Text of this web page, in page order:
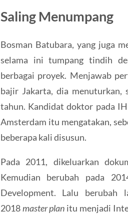
Saling Menumpang
Bosman Batubara, yang juga
selama ini tumpang tindih
berbagai proyek. Menjawab
bajir Jakarta, dia menuturkan,
tahun. Kandidat doktor pada
Amsterdam itu mengatakan,
beberapa kali disusun.
Pada 2011, dikeluarkan
Kemudian berubah pada
Development. Lalu berubah
2018master plan itu menjadi